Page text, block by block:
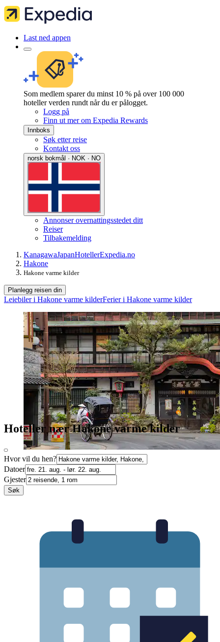
Last ned appen
Som medlem sparer du minst 10 % på over 100 000
hoteller verden rundt når du er pålogget.
Logg på
Finn ut mer om Expedia Rewards
Innboks
Søk etter reise
Kontakt oss
norsk bokmål · NOK · NO
Annonser overnattingsstedet ditt
Reiser
Tilbakemelding
KanagawaJapanHotellerExpedia.no
Hakone
Hakone varme kilder
Planlegg reisen din
Leiebiler i Hakone varme kilderFerier i Hakone varme kilder
Hoteller nær Hakone varme kilder
Hvor vil du hen?
Datoer
Gjester
Søk